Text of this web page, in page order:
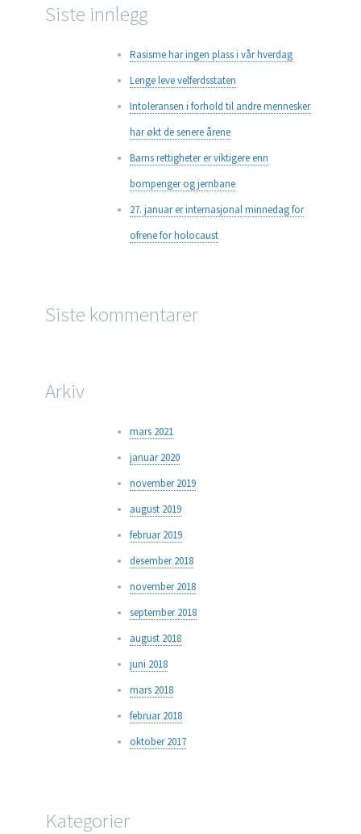
Siste innlegg
Rasisme har ingen plass i vår hverdag
Lenge leve velferdsstaten
Intoleransen i forhold til andre mennesker
har økt de senere årene
Barns rettigheter er viktigere enn
bompenger og jernbane
27. januar er internasjonal minnedag for
ofrene for holocaust
Siste kommentarer
Arkiv
mars 2021
januar 2020
november 2019
august 2019
februar 2019
desember 2018
november 2018
september 2018
august 2018
juni 2018
mars 2018
februar 2018
oktober 2017
Kategorier